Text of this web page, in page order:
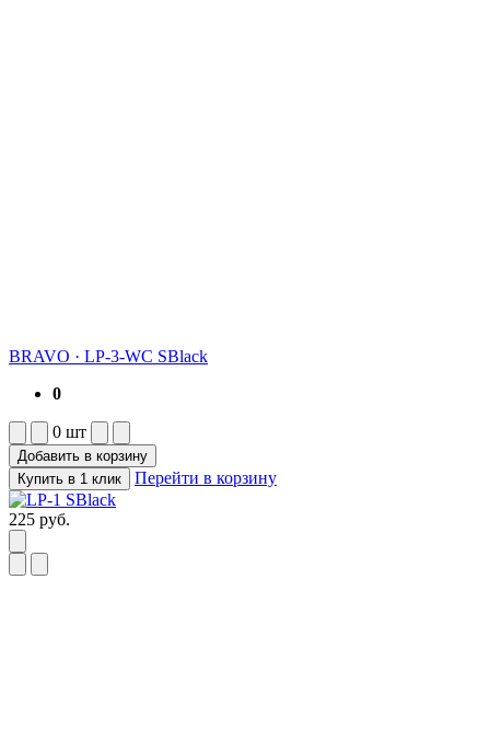
BRAVO · LP-3-WC SBlack
0
0 шт
Добавить в корзину
Купить в 1 клик
Перейти в корзину
225 руб.